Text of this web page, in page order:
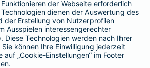
Zusatzversicherung
Tierversicherungen
Hausratversicherung